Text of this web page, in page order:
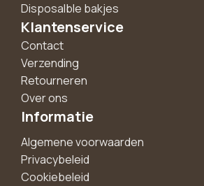
Disposalble bakjes
Klantenservice
Contact
Verzending
Retourneren
Over ons
Informatie
Algemene voorwaarden
Privacybeleid
Cookiebeleid